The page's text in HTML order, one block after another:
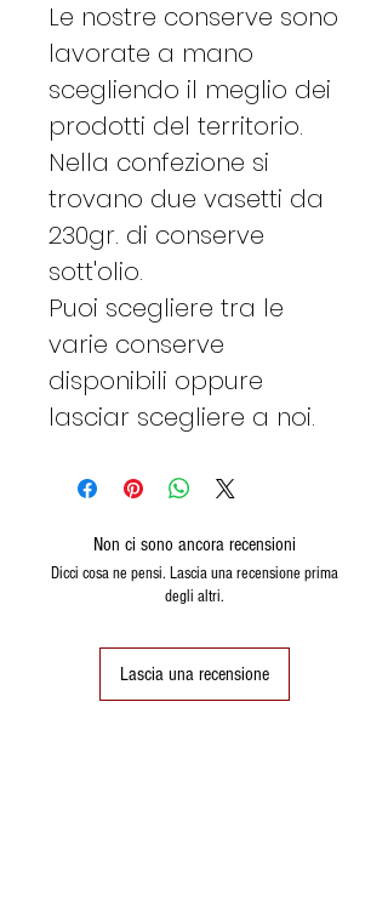
Le nostre conserve sono
lavorate a mano
scegliendo il meglio dei
prodotti del territorio.
Nella confezione si
trovano due vasetti da
230gr. di conserve
sott'olio.
Puoi scegliere tra le
varie conserve
disponibili oppure
lasciar scegliere a noi.
Non ci sono ancora recensioni
Dicci cosa ne pensi. Lascia una recensione prima
degli altri.
Lascia una recensione